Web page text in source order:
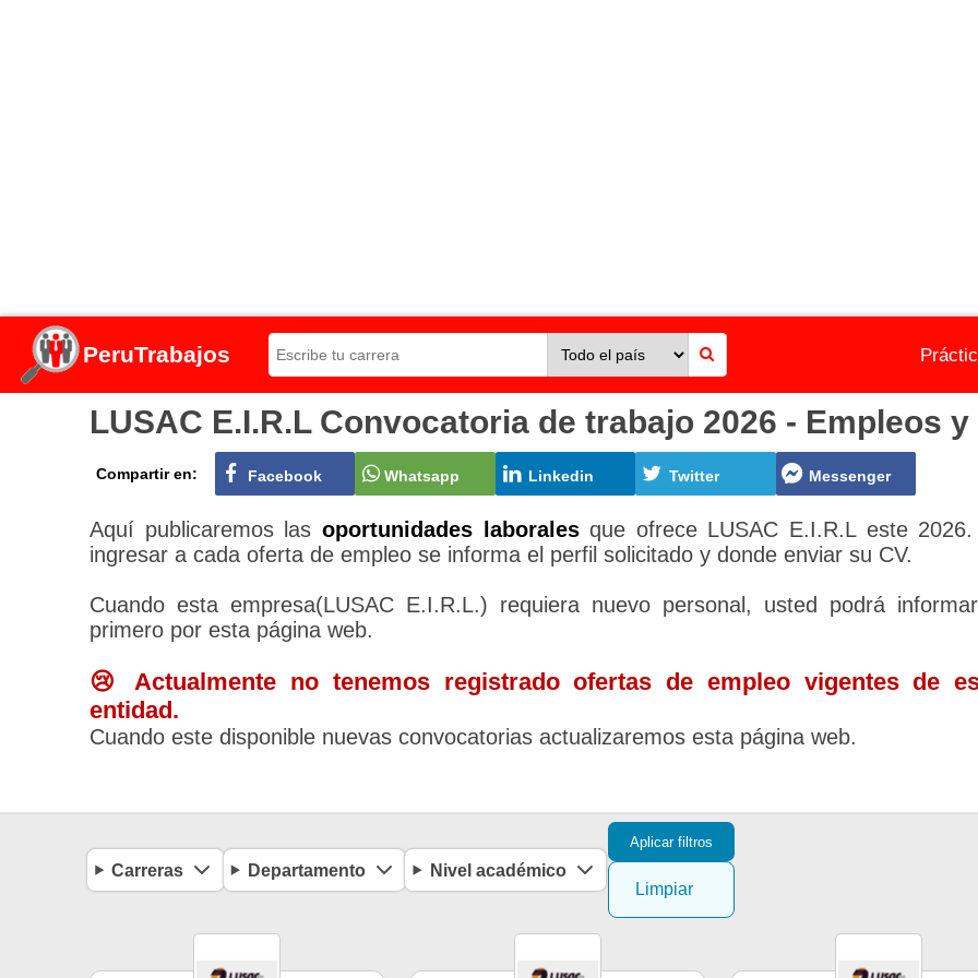
PeruTrabajos
LUSAC E.I.R.L Convocatoria de trabajo 2026 - Empleos
Compartir en: Facebook Whatsapp Linkedin Twitter Messenger
Aquí publicaremos las oportunidades laboralesque ofrece LUSAC E.I.R.L este 2026.
ingresar a cada oferta de empleo se informa el perfil solicitado y donde enviar su CV.
Cuando esta empresa(LUSAC E.I.R.L.) requiera nuevo personal, usted podrá
primero por esta página web.
😢 Actualmente no tenemos registrado ofertas de empleo vigentes de
entidad.
Cuando este disponible nuevas convocatorias actualizaremos esta página web.
Carreras Departamento Nivel académico
Aplicar filtros
Limpiar